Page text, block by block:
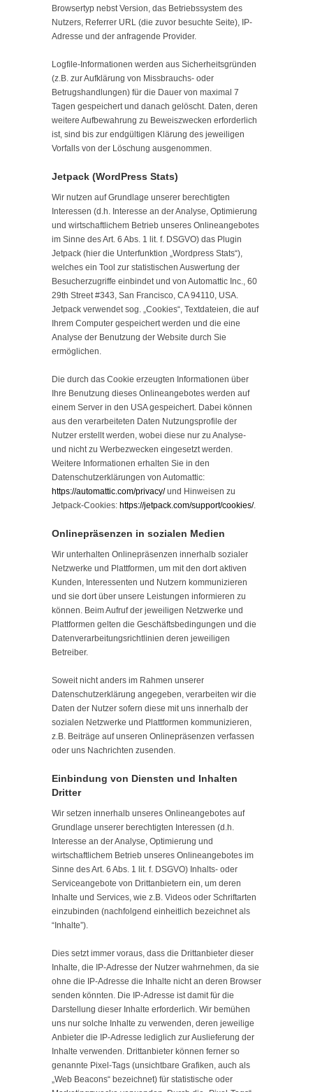
Browsertyp nebst Version, das Betriebssystem des
Nutzers, Referrer URL (die zuvor besuchte Seite), IP-
Adresse und der anfragende Provider.
Logfile-Informationen werden aus Sicherheitsgründen
(z.B. zur Aufklärung von Missbrauchs- oder
Betrugshandlungen) für die Dauer von maximal 7
Tagen gespeichert und danach gelöscht. Daten, deren
weitere Aufbewahrung zu Beweiszwecken erforderlich
ist, sind bis zur endgültigen Klärung des jeweiligen
Vorfalls von der Löschung ausgenommen.
Jetpack (WordPress Stats)
Wir nutzen auf Grundlage unserer berechtigten
Interessen (d.h. Interesse an der Analyse, Optimierung
und wirtschaftlichem Betrieb unseres Onlineangebotes
im Sinne des Art. 6 Abs. 1 lit. f. DSGVO) das Plugin
Jetpack (hier die Unterfunktion „Wordpress Stats“),
welches ein Tool zur statistischen Auswertung der
Besucherzugriffe einbindet und von Automattic Inc., 60
29th Street #343, San Francisco, CA 94110, USA.
Jetpack verwendet sog. „Cookies“, Textdateien, die auf
Ihrem Computer gespeichert werden und die eine
Analyse der Benutzung der Website durch Sie
ermöglichen.
Die durch das Cookie erzeugten Informationen über
Ihre Benutzung dieses Onlineangebotes werden auf
einem Server in den USA gespeichert. Dabei können
aus den verarbeiteten Daten Nutzungsprofile der
Nutzer erstellt werden, wobei diese nur zu Analyse-
und nicht zu Werbezwecken eingesetzt werden.
Weitere Informationen erhalten Sie in den
Datenschutzerklärungen von Automattic:
https://automattic.com/privacy/und Hinweisen zu
Jetpack-Cookies: https://jetpack.com/support/cookies/.
Onlinepräsenzen in sozialen Medien
Wir unterhalten Onlinepräsenzen innerhalb sozialer
Netzwerke und Plattformen, um mit den dort aktiven
Kunden, Interessenten und Nutzern kommunizieren
und sie dort über unsere Leistungen informieren zu
können. Beim Aufruf der jeweiligen Netzwerke und
Plattformen gelten die Geschäftsbedingungen und die
Datenverarbeitungsrichtlinien deren jeweiligen
Betreiber.
Soweit nicht anders im Rahmen unserer
Datenschutzerklärung angegeben, verarbeiten wir die
Daten der Nutzer sofern diese mit uns innerhalb der
sozialen Netzwerke und Plattformen kommunizieren,
z.B. Beiträge auf unseren Onlinepräsenzen verfassen
oder uns Nachrichten zusenden.
Einbindung von Diensten und Inhalten
Dritter
Wir setzen innerhalb unseres Onlineangebotes auf
Grundlage unserer berechtigten Interessen (d.h.
Interesse an der Analyse, Optimierung und
wirtschaftlichem Betrieb unseres Onlineangebotes im
Sinne des Art. 6 Abs. 1 lit. f. DSGVO) Inhalts- oder
Serviceangebote von Drittanbietern ein, um deren
Inhalte und Services, wie z.B. Videos oder Schriftarten
einzubinden (nachfolgend einheitlich bezeichnet als
“Inhalte”).
Dies setzt immer voraus, dass die Drittanbieter dieser
Inhalte, die IP-Adresse der Nutzer wahrnehmen, da sie
ohne die IP-Adresse die Inhalte nicht an deren Browser
senden könnten. Die IP-Adresse ist damit für die
Darstellung dieser Inhalte erforderlich. Wir bemühen
uns nur solche Inhalte zu verwenden, deren jeweilige
Anbieter die IP-Adresse lediglich zur Auslieferung der
Inhalte verwenden. Drittanbieter können ferner so
genannte Pixel-Tags (unsichtbare Grafiken, auch als
„Web Beacons“ bezeichnet) für statistische oder